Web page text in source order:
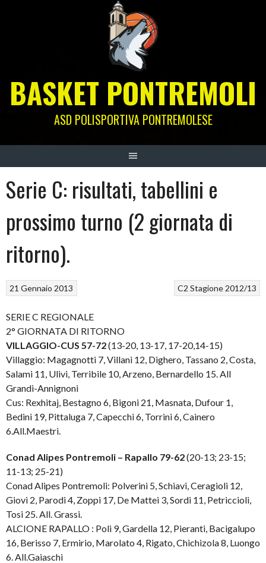
BASKET PONTREMOLI
ASD POLISPORTIVA PONTREMOLESE
Serie C: risultati, tabellini e
prossimo turno (2 giornata di
ritorno).
C2 Stagione 2012/13
21 Gennaio 2013
SERIE C REGIONALE
2° GIORNATA DI RITORNO
VILLAGGIO-CUS 57-72(13-20, 13-17, 17-20,14-15)
Villaggio: Magagnotti 7, Villani 12, Dighero, Tassano 2, Costa,
Salami 11, Ulivi, Terribile 10, Arzeno, Bernardello 15. All
Grandi-Annignoni
Cus: Rexhitaj, Bestagno 6, Bigoni 21, Masnata, Dufour 1,
Bedini 19, Pittaluga 7, Capecchi 6, Torrini 6, Cainero
6.All.Maestri.
Conad Alipes Pontremoli – Rapallo 79-62(20-13; 23-15;
11-13; 25-21)
Conad Alipes Pontremoli: Polverini 5, Schiavi, Ceragioli 12,
Giovi 2, Parodi 4, Zoppi 17, De Mattei 3, Sordi 11, Petriccioli,
Tosi 25. All. Grassi.
ALCIONE RAPALLO : Poli 9, Gardella 12, Pieranti, Bacigalupo
16, Berisso 7, Ermirio, Marolato 4, Rigato, Chichizola 8, Luongo
6. All.Gaiaschi